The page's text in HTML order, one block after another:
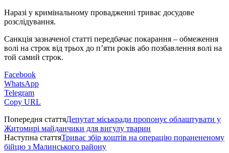
Наразі у кримінальному провадженні триває досудове
розслідування.
Санкція зазначеної статті передбачає покарання – обмеження
волі на строк від трьох до п’яти років або позбавлення волі на
той самий строк.
Facebook
WhatsApp
Telegram
Copy URL
Попередня статтяДепутат міськради пропонує облаштувати у
Житомирі майданчики для вигулу тварин
Наступна статтяТриває збір коштів на операцію поранененому
бійцю з Малинського району